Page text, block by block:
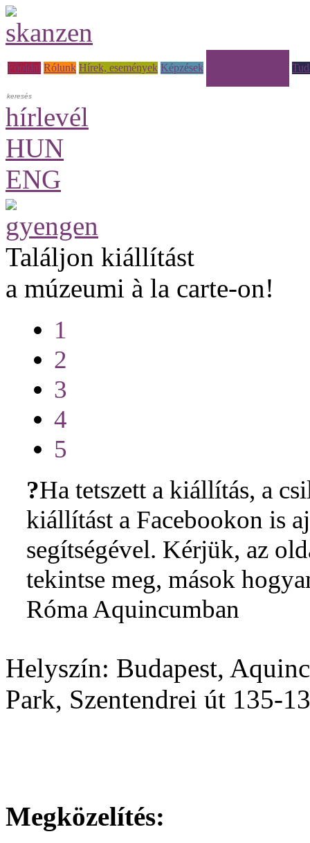
Főoldal Rólunk Hírek, események Képzések
hírlevél
HUN
ENG
Találjon kiállítást
a múzeumi à la carte-on!
1
2
3
4
5
?Ha tetszett a kiállítás, a
kiállítást a Facebookon is
segítségével. Kérjük, az
tekintse meg, mások
Róma Aquincumban
Helyszín: Budapest,
Park, Szentendrei út 135-
Megközelítés: